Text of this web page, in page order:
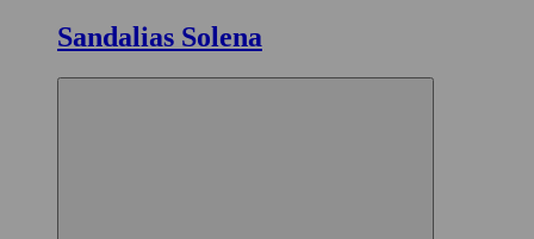
Sandalias Solena